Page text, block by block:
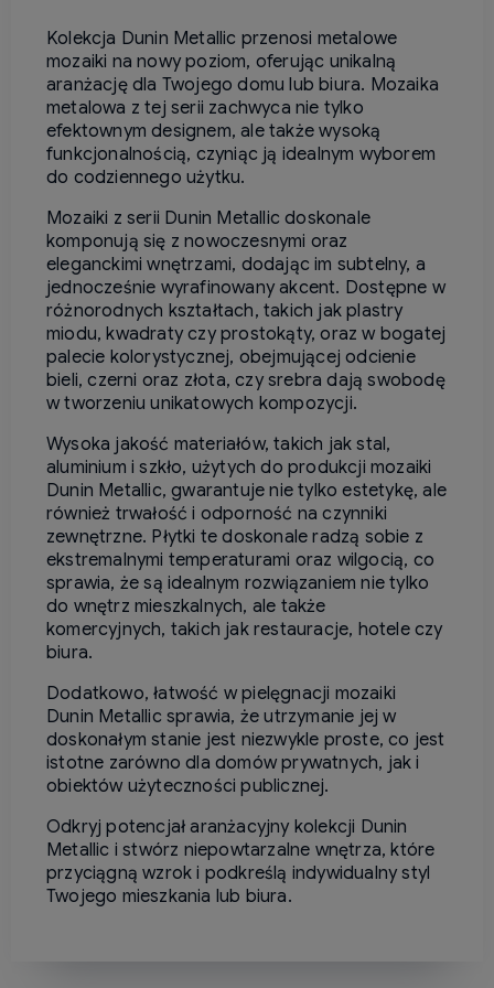
Kolekcja Dunin Metallic przenosi metalowe
mozaiki na nowy poziom, oferując unikalną
aranżację dla Twojego domu lub biura. Mozaika
metalowa z tej serii zachwyca nie tylko
efektownym designem, ale także wysoką
funkcjonalnością, czyniąc ją idealnym wyborem
do codziennego użytku.
Mozaiki z serii Dunin Metallic doskonale
komponują się z nowoczesnymi oraz
eleganckimi wnętrzami, dodając im subtelny, a
jednocześnie wyrafinowany akcent. Dostępne w
różnorodnych kształtach, takich jak plastry
miodu, kwadraty czy prostokąty, oraz w bogatej
palecie kolorystycznej, obejmującej odcienie
bieli, czerni oraz złota, czy srebra dają swobodę
w tworzeniu unikatowych kompozycji.
Wysoka jakość materiałów, takich jak stal,
aluminium i szkło, użytych do produkcji mozaiki
Dunin Metallic, gwarantuje nie tylko estetykę, ale
również trwałość i odporność na czynniki
zewnętrzne. Płytki te doskonale radzą sobie z
ekstremalnymi temperaturami oraz wilgocią, co
sprawia, że są idealnym rozwiązaniem nie tylko
do wnętrz mieszkalnych, ale także
komercyjnych, takich jak restauracje, hotele czy
biura.
Dodatkowo, łatwość w pielęgnacji mozaiki
Dunin Metallic sprawia, że utrzymanie jej w
doskonałym stanie jest niezwykle proste, co jest
istotne zarówno dla domów prywatnych, jak i
obiektów użyteczności publicznej.
Odkryj potencjał aranżacyjny kolekcji Dunin
Metallic i stwórz niepowtarzalne wnętrza, które
przyciągną wzrok i podkreślą indywidualny styl
Twojego mieszkania lub biura.